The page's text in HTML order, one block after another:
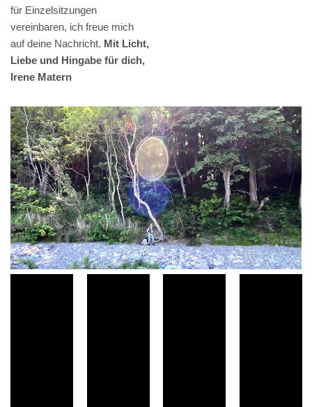
für Einzelsitzungen
vereinbaren, ich freue mich
auf deine Nachricht. Mit Licht,
Liebe und Hingabe für dich,
Irene Matern